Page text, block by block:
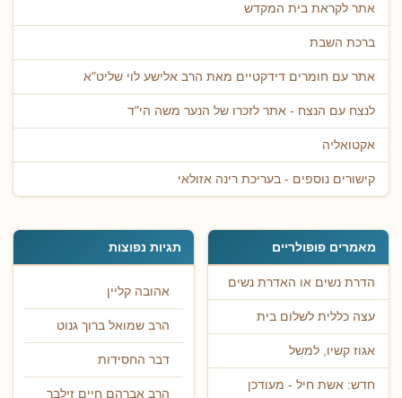
אתר לקראת בית המקדש
ברכת השבת
אתר עם חומרים דידקטיים מאת הרב אלישע לוי שליט"א
לנצח עם הנצח - אתר לזכרו של הנער משה הי"ד
אקטואליה
קישורים נוספים - בעריכת רינה אזולאי
מאמרים פופולריים
הדרת נשים או האדרת נשים
עצה כללית לשלום בית
אגוז קשיו, למשל
חדש: אשת חיל - מעודכן
תגיות נפוצות
אהובה קליין
הרב שמואל ברוך גנוט
דבר החסידות
הרב אברהם חיים זילבר